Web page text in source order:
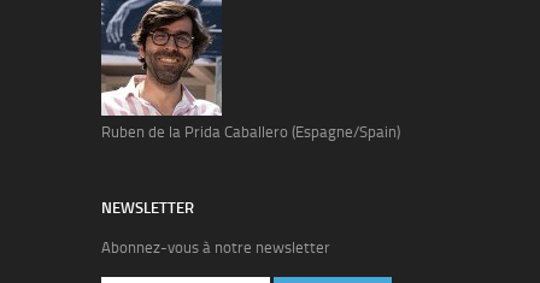
Ruben de la Prida Caballero (Espagne/Spain)
NEWSLETTER
Abonnez-vous à notre newsletter